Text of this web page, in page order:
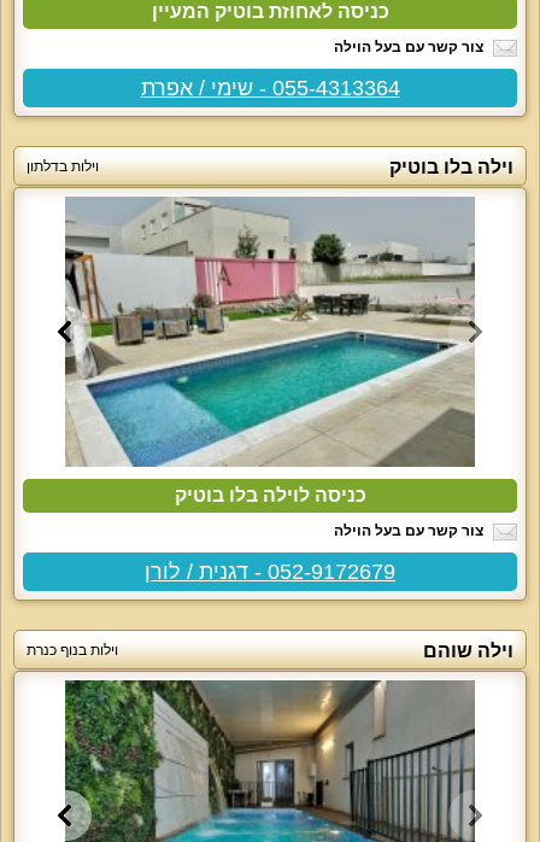
כניסה לאחוזת בוטיק המעיין
צור קשר עם בעל הוילה
055-4313364 - שימי / אפרת
וילה בלו בוטיק וילות בדלתון
כניסה לוילה בלו בוטיק
צור קשר עם בעל הוילה
052-9172679 - דגנית / לורן
וילה שוהם וילות בנוף כנרת